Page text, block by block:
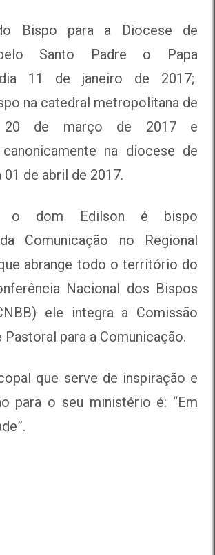
Bispo para a Diocese de
Santo Padre o Papa
dia 11 de janeiro de 2017;
na catedral metropolitana de
20 de março de 2017 e
na diocese de
01 de abril de 2017.
o dom Edilson é bispo
Comunicação no Regional
abrange todo o território do
Nacional dos Bispos
ele integra a Comissão
Pastoral para a Comunicação.
que serve de inspiração e
para o seu ministério é: “Em